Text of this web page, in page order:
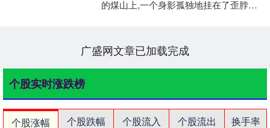
的煤山上,一个身影孤独地挂在了歪脖子
广盛网文章已加载完成
个股实时涨跌榜
个股涨幅 个股跌幅 个股流入 个股流出
换手率